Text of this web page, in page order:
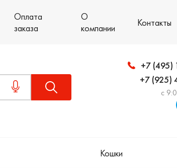
Оплата
заказа
О
компании
Контакты
+7 (495)
+7 (925)
с
Кошки